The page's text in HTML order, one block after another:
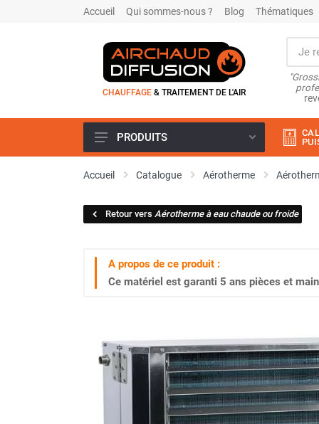
Accueil Qui sommes-nous ? Blog Thématiques
CHAUFFAGE & TRAITEMENT DE L'AIR
Climatiseur
Climatiseur mobile résidentiel et
Rafraîchisseur d'air
Rafraichisseur d'air mobile
Coffret de brumisation
Ventilateur brumisateur
Ventilateur / extracteur d'air mobile
Brasseur d'air
PRODUITS
Accueil Catalogue Aérotherme
Retour vers Aérotherme à eau chaude ou froide
A propos de ce produit :
Ce matériel est garanti 5 ans pièces et